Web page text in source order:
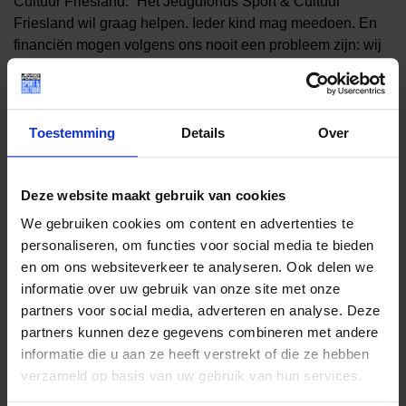
Toestemming Details Over
Deze website maakt gebruik van cookies
We gebruiken cookies om content en advertenties te
personaliseren, om functies voor social media te bieden
en om ons websiteverkeer te analyseren. Ook delen we
informatie over uw gebruik van onze site met onze
partners voor social media, adverteren en analyse. Deze
partners kunnen deze gegevens combineren met andere
informatie die u aan ze heeft verstrekt of die ze hebben
verzameld op basis van uw gebruik van hun services.
Friesland wil graag helpen. Ieder kind mag meedoen. En
financiën mogen volgens ons nooit een probleem zijn: wij
verzorgers en sociaal netwerk rondom een kind: maak
gebruik van de ondersteuning van ons fonds. Zorg dat het
kind kan sporten of cultuurlessen kan volgen. Denk aan het
kind, denk aan de mogelijkheden die er zijn en regel het
voetbalclub vinden we het belangrijk dat iedereen mee kan
doen, ongeacht de financiële situatie. Met het spandoek
hopen wij hier bredere bekendheid aan te geven aan een
ieder die hier wekelijks op het sportpark komt’
Op de foto v.l.n.r. Jelle Wassenaar (vv Oudehaske), Rainer
de Groot en Coby van der Laan (Jeugdfonds Sport &
Cultuur Friesland) en Luciënne Boelsma (De Fryske
Marren)